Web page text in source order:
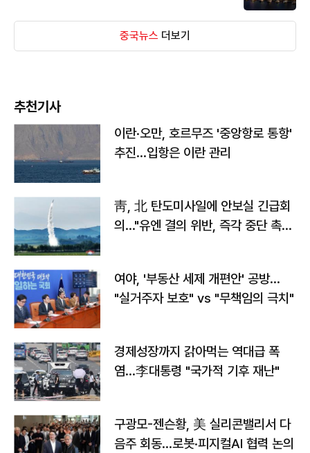
중국뉴스 더보기
추천기사
이란·오만, 호르무즈 '중앙항로 통항'
추진…입항은 이란 관리
靑, 北 탄도미사일에 안보실 긴급회
의…"유엔 결의 위반, 즉각 중단 촉
여야, '부동산 세제 개편안' 공방…
"실거주자 보호" vs "무책임의 극치"
경제성장까지 갉아먹는 역대급 폭
염…李대통령 "국가적 기후 재난"
구광모-젠슨황, 美 실리콘밸리서 다
음주 회동…로봇·피지컬AI 협력 논의